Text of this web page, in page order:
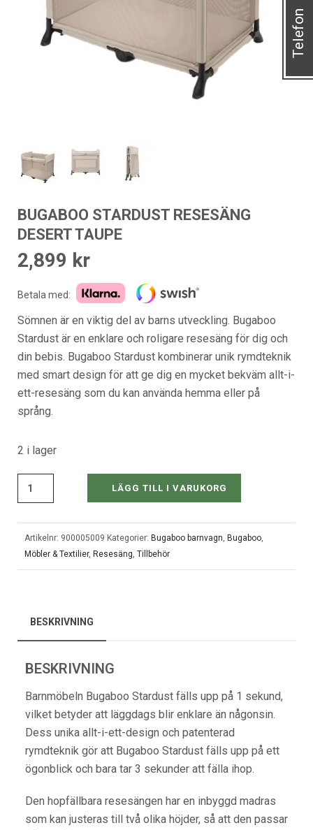
BUGABOO STARDUST RESESÄNG
DESERT TAUPE
2,899 kr
Betala med:
Sömnen är en viktig del av barns utveckling. Bugaboo
Stardust är en enklare och roligare resesäng för dig och
din bebis. Bugaboo Stardust kombinerar unik rymdteknik
med smart design för att ge dig en mycket bekväm allt-i-
ett-resesäng som du kan använda hemma eller på
språng.
2 i lager
LÄGG TILL I VARUKORG
Artikelnr: 900005009 Kategorier: Bugaboo barnvagn, Bugaboo,
Möbler & Textilier, Resesäng, Tillbehör
BESKRIVNING
BESKRIVNING
Barnmöbeln Bugaboo Stardust fälls upp på 1 sekund,
vilket betyder att läggdags blir enklare än någonsin.
Dess unika allt-i-ett-design och patenterad
rymdteknik gör att Bugaboo Stardust fälls upp på ett
ögonblick och bara tar 3 sekunder att fälla ihop.
Den hopfällbara resesängen har en inbyggd madras
som kan justeras till två olika höjder, så att den passar
Telefon